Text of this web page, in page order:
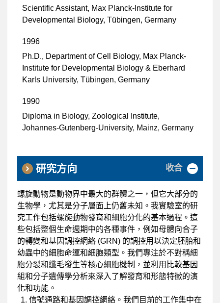
Scientific Assistant, Max Planck-Institute for
Developmental Biology, Tübingen, Germany
1996
Ph.D., Department of Cell Biology, Max Planck-
Institute for Developmental Biology & Eberhard
Karls University, Tübingen, Germany
1990
Diploma in Biology, Zoological Institute,
Johannes-Gutenberg-University, Mainz, Germany
研究方向 收合
螺旋動物是動物界中最大的群體之一，但它大部分的
生物學，尤其是分子層面上仍舊未知。我實驗室的研
究工作包括螺旋動物發育和細胞分化的基本過程。這
些包括整個生命週期中的各種事件，例如母體向合子
的轉變和基因調控網絡 (GRN) 的調控用以決定胚胎和
幼蟲中的細胞命運和細胞類型。我們專注於不對稱細
胞分裂和纖毛發生等核心細胞機制，並利用比較基因
組和分子遺傳學分析來深入了解發育和形態特徵的演
化和功能。
信號通路和基因調控網絡。我們目前的工作集中在